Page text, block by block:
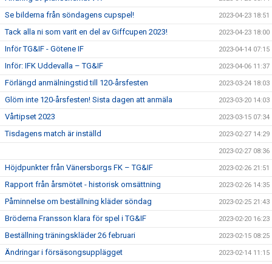
Se bilderna från söndagens cupspel! 2023-04-23 18:51
Tack alla ni som varit en del av Giffcupen 2023! 2023-04-23 18:00
Inför TG&IF - Götene IF 2023-04-14 07:15
Inför: IFK Uddevalla – TG&IF 2023-04-06 11:37
Förlängd anmälningstid till 120-årsfesten 2023-03-24 18:03
Glöm inte 120-årsfesten! Sista dagen att anmäla 2023-03-20 14:03
Vårtipset 2023 2023-03-15 07:34
Tisdagens match är inställd 2023-02-27 14:29
2023-02-27 08:36
Höjdpunkter från Vänersborgs FK – TG&IF 2023-02-26 21:51
Rapport från årsmötet - historisk omsättning 2023-02-26 14:35
Påminnelse om beställning kläder söndag 2023-02-25 21:43
Bröderna Fransson klara för spel i TG&IF 2023-02-20 16:23
Beställning träningskläder 26 februari 2023-02-15 08:25
Ändringar i försäsongsupplägget 2023-02-14 11:15